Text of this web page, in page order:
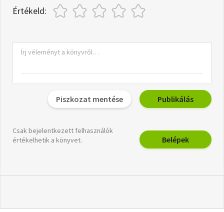
Értékeld:
Piszkozat mentése Publikálás
Csak bejelentkezett felhasználók
értékelhetik a könyvet.
Belépek